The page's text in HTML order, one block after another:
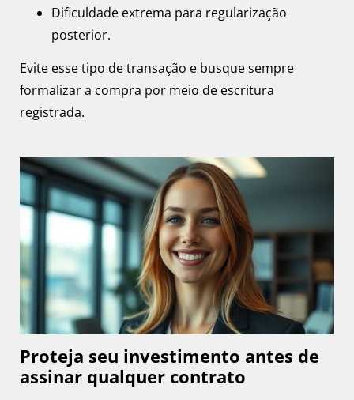
Dificuldade extrema para regularização
posterior.
Evite esse tipo de transação e busque sempre
formalizar a compra por meio de escritura
registrada.
Proteja seu investimento antes de
assinar qualquer contrato